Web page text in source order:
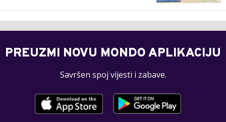
PREUZMI NOVU MONDO APLIKACIJU
Savršen spoj vijesti i zabave.